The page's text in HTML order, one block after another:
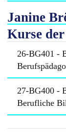
Janine
Kurse
26-BG401 -
27-BG400 -
Berufliche